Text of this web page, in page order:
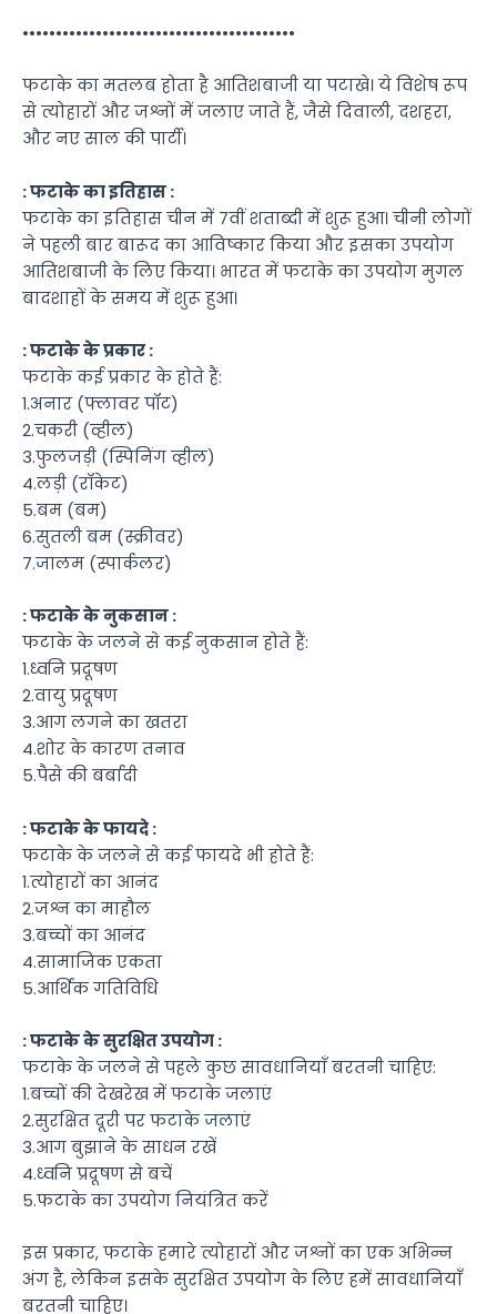
•••••••••••••••••••••••••••••••••••••••••
फटाके का मतलब होता है आतिशबाजी या पटाखे। ये विशेष रूप
से त्योहारों और जश्नों में जलाए जाते हैं, जैसे दिवाली, दशहरा,
और नए साल की पार्टी।
: फटाके का इतिहास :
फटाके का इतिहास चीन में 7वीं शताब्दी में शुरू हुआ। चीनी लोगों
ने पहली बार बारूद का आविष्कार किया और इसका उपयोग
आतिशबाजी के लिए किया। भारत में फटाके का उपयोग मुगल
बादशाहों के समय में शुरू हुआ।
: फटाके के प्रकार :
फटाके कई प्रकार के होते हैं:
1.अनार (फ्लावर पॉट)
2.चकरी (व्हील)
3.फुलजड़ी (स्पिनिंग व्हील)
4.लड़ी (रॉकेट)
5.बम (बम)
6.सुतली बम (स्क्रीवर)
7.जालम (स्पार्कलर)
: फटाके के नुकसान :
फटाके के जलने से कई नुकसान होते हैं:
1.ध्वनि प्रदूषण
2.वायु प्रदूषण
3.आग लगने का खतरा
4.शोर के कारण तनाव
5.पैसे की बर्बादी
: फटाके के फायदे :
फटाके के जलने से कई फायदे भी होते हैं:
1.त्योहारों का आनंद
2.जश्न का माहौल
3.बच्चों का आनंद
4.सामाजिक एकता
5.आर्थिक गतिविधि
: फटाके के सुरक्षित उपयोग :
फटाके के जलने से पहले कुछ सावधानियाँ बरतनी चाहिए:
1.बच्चों की देखरेख में फटाके जलाएं
2.सुरक्षित दूरी पर फटाके जलाएं
3.आग बुझाने के साधन रखें
4.ध्वनि प्रदूषण से बचें
5.फटाके का उपयोग नियंत्रित करें
इस प्रकार, फटाके हमारे त्योहारों और जश्नों का एक अभिन्न
अंग है, लेकिन इसके सुरक्षित उपयोग के लिए हमें सावधानियाँ
बरतनी चाहिए।